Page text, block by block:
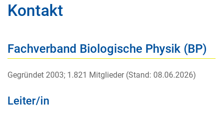
Kontakt
Fachverband Biologische Physik (BP)
Gegründet 2003; 1.821 Mitglieder (Stand: 08.06.2026)
Leiter/in